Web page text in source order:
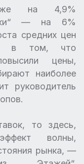
на 4,9%
— на 6%
средних цен
в том, что
цены,
наиболее
руководитель
то здесь,
волны,
рынка, —